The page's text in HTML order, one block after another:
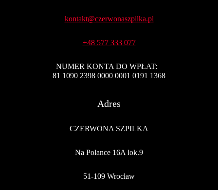
kontakt@czerwonaszpilka.pl
+48 577 333 077
NUMER KONTA DO WPŁAT:
81 1090 2398 0000 0001 0191 1368
Adres
CZERWONA SZPILKA
Na Polance 16A lok.9
51-109 Wrocław